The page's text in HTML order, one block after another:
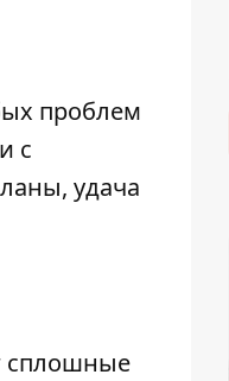
проблем
с
удача
сплошные